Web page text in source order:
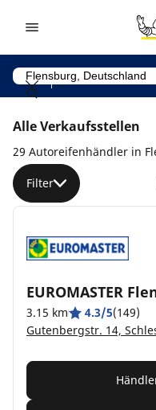
Alle Verkaufsstellen
29 Autoreifenhändler in
Filter
EUROMASTER
3.15 km 4.3/5(149)